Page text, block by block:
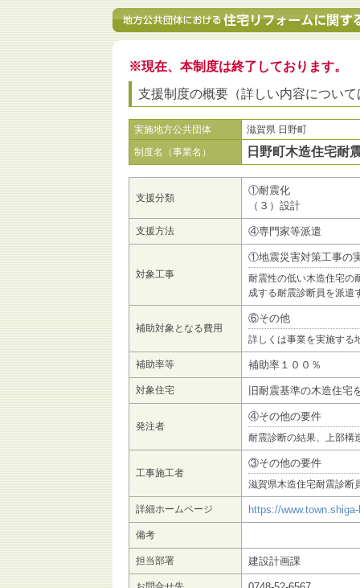
※現在、本制度は終了しております。
支援制度の概要（詳しい内容につい
実施地方公共団体
滋賀県 日野町
制度名（事業名）
日野町木造住宅耐
支援分類
①耐震化
（３）設計
支援方法 ④専門家等派遣
対象工事
①地震災害対策工事の
耐震性の低い木造住宅の
成する耐震診断員を派遣
補助対象となる費用
⑥その他
詳しくは事業を実施する
補助率等 補助率１００％
対象住宅 旧耐震基準の木造住
発注者
④その他の要件
耐震診断の結果、上部構
工事施工者
③その他の要件
滋賀県木造住宅耐震診断
詳細ホームページ https://
備考
担当部署 建設計画課